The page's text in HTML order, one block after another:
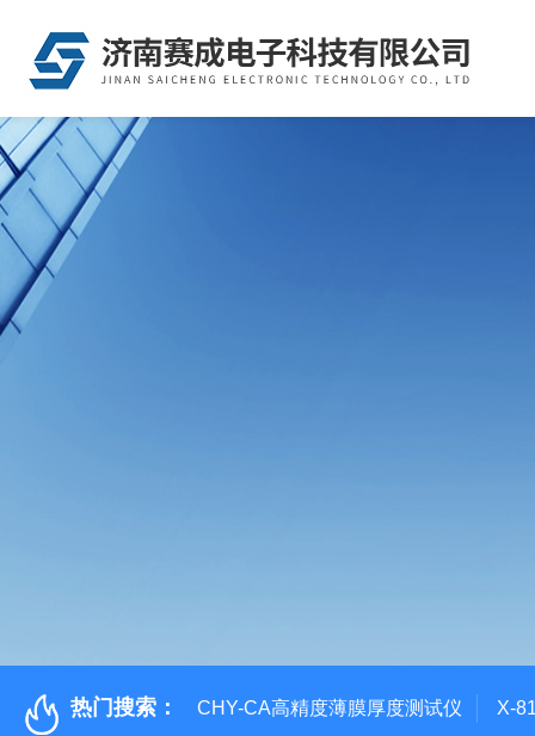
热门搜索： CHY-CA高精度薄膜厚度测试仪 X-